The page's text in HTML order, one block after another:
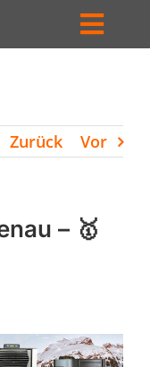
Zurück Vor
– 🥇